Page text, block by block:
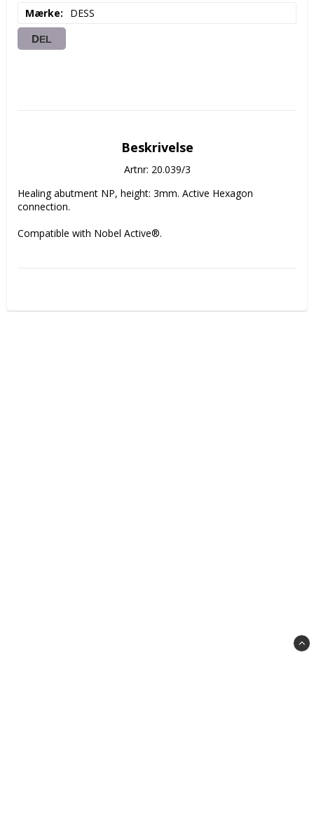
Mærke DESS
DEL
Beskrivelse
Artnr: 20.039/3
Healing abutment NP, height: 3mm. Active Hexagon
connection.
Compatible with Nobel Active®.